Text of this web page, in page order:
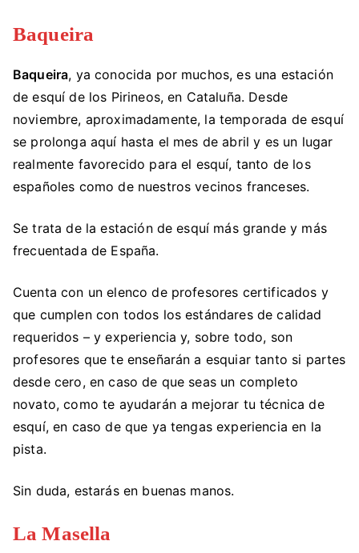
Baqueira
Baqueira, ya conocida por muchos, es una estación
de esquí de los Pirineos, en Cataluña. Desde
noviembre, aproximadamente, la temporada de esquí
se prolonga aquí hasta el mes de abril y es un lugar
realmente favorecido para el esquí, tanto de los
españoles como de nuestros vecinos franceses.
Se trata de la estación de esquí más grande y más
frecuentada de España.
Cuenta con un elenco de profesores certificados y
que cumplen con todos los estándares de calidad
requeridos – y experiencia y, sobre todo, son
profesores que te enseñarán a esquiar tanto si partes
desde cero, en caso de que seas un completo
novato, como te ayudarán a mejorar tu técnica de
esquí, en caso de que ya tengas experiencia en la
pista.
Sin duda, estarás en buenas manos.
La Masella